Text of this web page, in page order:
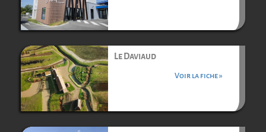
Le Daviaud
Voir la fiche »